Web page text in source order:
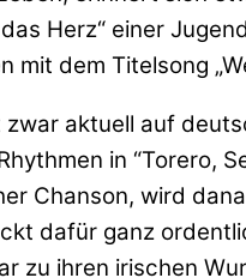
Herz“ einer
mit dem Titelsong
zwar aktuell auf
in “Torero,
Chanson, wird
dafür ganz
zu ihren irischen